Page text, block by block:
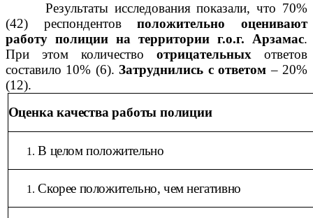
Результаты исследования показали, что 70%
(42) респондентовположительно оценивают
работу полиции на территории г.о.г. Арзамас.
При этом количество отрицательных ответов
составило 10% (6).Затруднились с ответом – 20%
(12).
Оценка качества работы полиции
В целом положительно
Скорее положительно, чем негативно